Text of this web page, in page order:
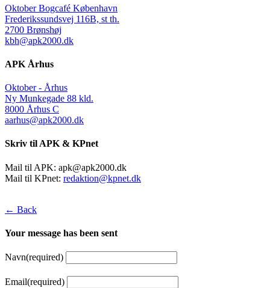
Oktober Bogcafé København
Frederikssundsvej 116B, st th.
2700 Brønshøj
kbh@apk2000.dk
APK Århus
Oktober - Århus
Ny Munkegade 88 kld.
8000 Århus C
aarhus@apk2000.dk
Skriv til APK & KPnet
Mail til APK: apk@apk2000.dk
Mail til KPnet: redaktion@kpnet.dk
← Back
Your message has been sent
Navn(required)
Email(required)